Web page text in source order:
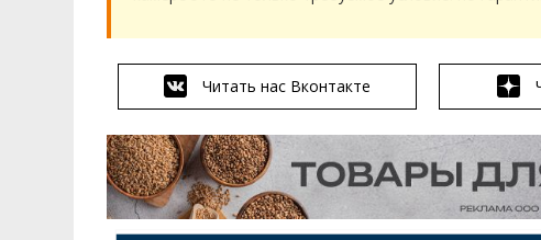
Читать нас Вконтакте